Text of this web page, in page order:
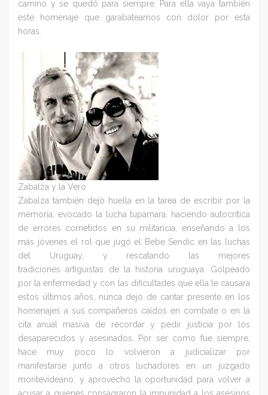
camino y se quedó para siempre. Para ella vaya también
este homenaje que garabateamos con dolor por esta
horas.
Zabalza y la Vero
Zabalza también dejó huella en la tarea de escribir por la
memoria, evocado la lucha tupamara, haciendo autocrítica
de errores cometidos en su militancia, enseñando a los
más jóvenes el rol que jugó el Bebe Sendic en las luchas
del Uruguay, y rescatando las mejores
tradiciones artiguistas de la historia uruguaya. Golpeado
por la enfermedad y con las dificultades que ella le causara
estos últimos años, nunca dejó de cantar presente en los
homenajes a sus compañeros caídos en combate o en la
cita anual masiva de recordar y pedir justicia por los
desaparecidos y asesinados. Por ser como fue siempre,
hace muy poco lo volvieron a judicializar por
manifestarse junto a otros luchadores en un juzgado
montevideano, y aprovechó la oportunidad para volver a